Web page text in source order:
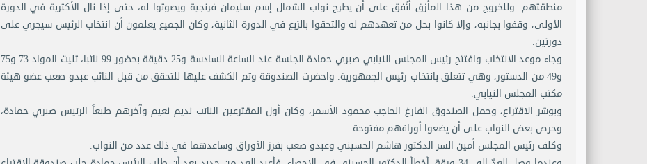
منطقتهم. وللخروج من هذا المأزق أتُفق على أن يطرح نواب الشمال إسم سليمان فرنجية ويصوتوا له، حتى إذا نال الأكثرية في الدورة
الأولى، وقفوا بجانبه، وإلا كانوا بحل من تعهدهم له والتحقوا بالرَبع في الدورة الثانية، وكان الجميع يعلمون أن انتخاب الرئيس سيجري على
دورتين.
وجاء موعد الانتخاب وافتتح رئيس المجلس النيابي صبري حمادة الجلسة عند الساعة السادسة و25 دقيقة بحضور 99 نائبا، تليت المواد 73 و75
و49 من الدستور، وهي تتعلق بانتخاب رئيس الجمهورية. واحضرت الصندوقة وتم الكشف عليها للتحقق من قبل النائب عبدو صعب عضو هيئة
مكتب المجلس النيابي.
وبوشر الاقتراع، وحمل الصندوق الفارغ الحاجب محمود الأسمر، وكان أول المقترعين النائب نديم نعيم وآخرهم طبعاً الرئيس صبري حمادة،
وحرص بعض النواب على أن يضعوا أوراقهم مفتوحة.
وكلف رئيس المجلس أمين السر الدكتور هاشم الحسيني وعبدو صعب بفرز الأوراق وساعدهما في ذلك عدد من النواب.